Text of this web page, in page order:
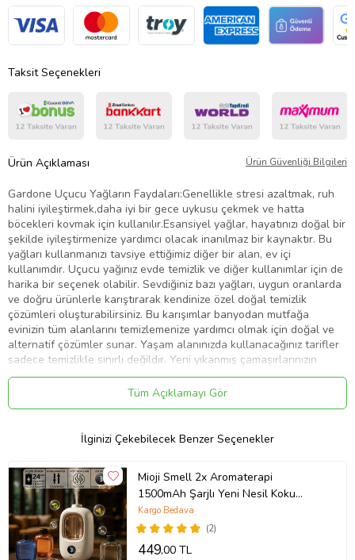
Taksit Seçenekleri
Ürün Açıklaması Ürün Güvenliği Bilgileri
Gardone Uçucu Yağların Faydaları:Genellikle stresi azaltmak, ruh
halini iyileştirmek,daha iyi bir gece uykusu çekmek ve hatta
böcekleri kovmak için kullanılır.Esansiyel yağlar, hayatınızı doğal bir
şekilde iyileştirmenize yardımcı olacak inanılmaz bir kaynaktır. Bu
yağları kullanmanızı tavsiye ettiğimiz diğer bir alan, ev içi
kullanımdır. Uçucu yağınız evde temizlik ve diğer kullanımlar için de
harika bir seçenek olabilir. Sevdiğiniz bazı yağları, uygun oranlarda
ve doğru ürünlerle karıştırarak kendinize özel doğal temizlik
çözümleri oluşturabilirsiniz. Bu karışımlar banyodan mutfağa
evinizin tüm alanlarını temizlemenize yardımcı olmak için doğal ve
alternatif çözümler sunar. Yaşam alanınızda kullanacağınız tarifler
sadece temizlikle sınırlı değildir. Yeni yıkanmış çamaşırlarınızın
doğal ve hoş kokuya sahip olmasını sağlayabilir veya dolabınıza ya
da çekmecelerinize kaldırmış olduğunuz kıyafet ve eşyalarınız için
de aynı uygulamayı yapabilirsiniz.
Tüm Açıklamayı Gör
İlginizi Çekebilecek Benzer Seçenekler
Mioji Smell 2x Aromaterapi
1500mAh Şarjlı Yeni Nesil Koku
Makinesi+Hilton (Beyaz)
(2)
Kargo Bedava
449,00 TL